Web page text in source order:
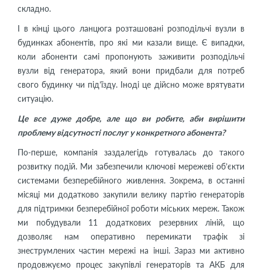
складно.
І в кінці цього ланцюга розташовані розподільчі вузли в
будинках абонентів, про які ми казали вище. Є випадки,
коли абоненти самі пропонують заживити розподільчі
вузли від генератора, який вони придбали для потреб
свого будинку чи під’їзду. Іноді це дійсно може врятувати
ситуацію.
Це все дуже добре, але що ви робите, аби вирішити
проблему відсутності послуг у конкретного абонента?
По-перше, компанія заздалегідь готувалась до такого
розвитку подій. Ми забезпечили ключові мережеві об’єкти
системами безперебійного живлення. Зокрема, в останні
місяці ми додатково закупили велику партію генераторів
для підтримки безперебійної роботи міських мереж. Також
ми побудували 11 додаткових резервних ліній, що
дозволяє нам оперативно перемикати трафік зі
знеструмлених частин мережі на інші. Зараз ми активно
продовжуємо процес закупівлі генераторів та АКБ для